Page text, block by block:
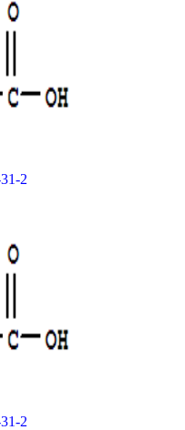
2
2